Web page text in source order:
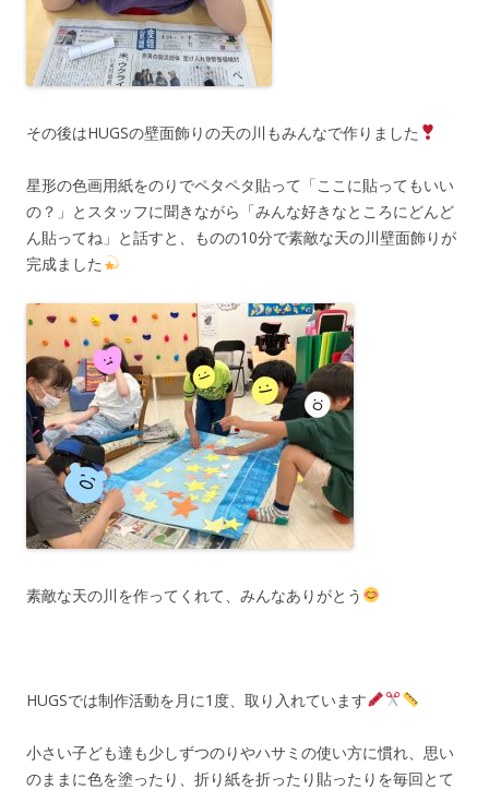
その後はHUGSの壁面飾りの天の川もみんなで作りました
星形の色画用紙をのりでペタペタ貼って「ここに貼ってもいい
の？」とスタッフに聞きながら「みんな好きなところにどんど
ん貼ってね」と話すと、ものの10分で素敵な天の川壁面飾りが
完成ました
素敵な天の川を作ってくれて、みんなありがとう
HUGSでは制作活動を月に1度、取り入れています
小さい子ども達も少しずつのりやハサミの使い方に慣れ、思い
のままに色を塗ったり、折り紙を折ったり貼ったりを毎回とて